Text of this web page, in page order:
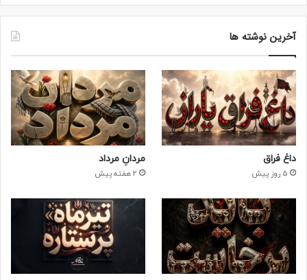
آخرین نوشته ها
داغ فراق
5 روز پیش
مردانِ مرداد
2 هفته پیش